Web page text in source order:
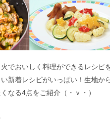
でおいしく料理ができるレシピ
新着レシピがいっぱい！生地か
なる4点をご紹介（・ｖ・）